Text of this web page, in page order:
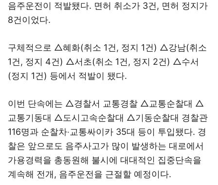
음주운전이 적발됐다. 면허 취소가 3건, 면허 정지가
8건이었다.
구체적으로 △혜화(취소 1건, 정지 1건) △강남(취소
1건, 정지 4건) △서초(취소 1건, 정지 2건) △수서
(정지 1건) 등에서 적발이 됐다.
이번 단속에는 △경찰서 교통경찰 △교통순찰대 △
교통기동대 △도시고속순찰대 △기동순찰대 경찰관
116명과 순찰차‧교통싸이카 35대 등이 투입됐다. 경
찰은 앞으로도 음주사고가 많이 발생하는 대로에서
가용경력을 총동원해 불시에 대대적인 집중단속을
계속해 전개, 음주운전을 근절할 예정이다.